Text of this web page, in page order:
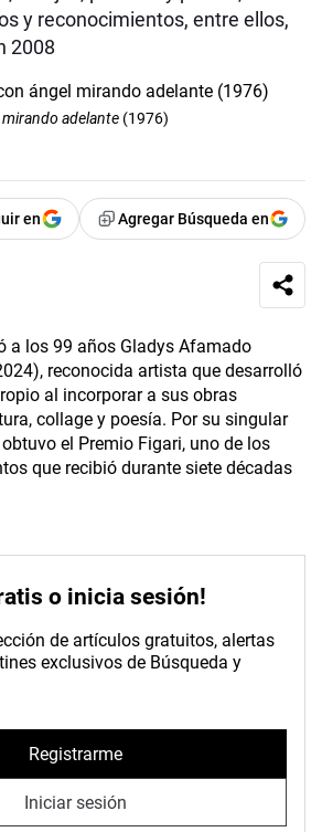
y reconocimientos, entre ellos,
2008
adelante (1976)
en Agregar Búsqueda en
a los 99 años Gladys Afamado
reconocida artista que desarrolló
al incorporar a sus obras
collage y poesía. Por su singular
el Premio Figari, uno de los
que recibió durante siete décadas
o inicia sesión!
de artículos gratuitos, alertas
exclusivos de Búsqueda y
Registrarme
Iniciar sesión